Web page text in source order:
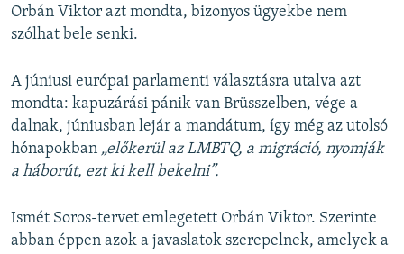
Orbán Viktor azt mondta, bizonyos ügyekbe nem
szólhat bele senki.
A júniusi európai parlamenti választásra utalva azt
mondta: kapuzárási pánik van Brüsszelben, vége a
dalnak, júniusban lejár a mandátum, így még az utolsó
hónapokban „előkerül az LMBTQ, a migráció, nyomják
a háborút, ezt ki kell bekelni”.
Ismét Soros-tervet emlegetett Orbán Viktor. Szerinte
abban éppen azok a javaslatok szerepelnek, amelyek a